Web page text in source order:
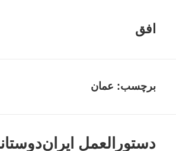
افق
برچسب: عمان
دستورالعمل